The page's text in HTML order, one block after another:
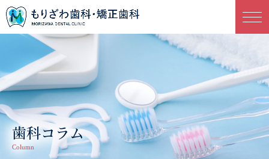
歯科コラム
Column